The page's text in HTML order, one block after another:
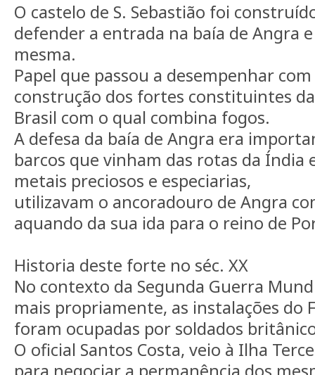
O castelo de S. Sebastião foi
defender a entrada na baía de Angra
mesma.
Papel que passou a desempenhar
construção dos fortes constituintes
Brasil com o qual combina fogos.
A defesa da baía de Angra era
barcos que vinham das rotas da Índia
metais preciosos e especiarias,
utilizavam o ancoradouro de Angra
aquando da sua ida para o reino de
Historia deste forte no séc. XX
No contexto da Segunda Guerra
mais propriamente, as instalações do
foram ocupadas por soldados
O oficial Santos Costa, veio à Ilha